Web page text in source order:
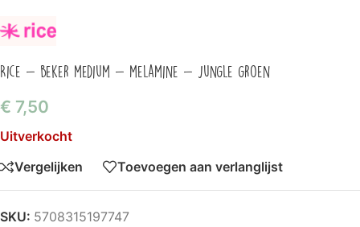
Rice – beker medium – melamine – jungle groen
€ 7,50
Uitverkocht
Vergelijken
Toevoegen aan verlanglijst
SKU: 5708315197747